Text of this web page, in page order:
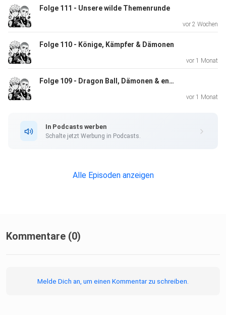
uns gerne eure Meinungen dazu, an folgender Mailadresse
oder bei
Folge 111 - Unsere wilde Themenrunde
vor 2 Wochen
Folge 110 - Könige, Kämpfer & Dämonen
vor 1 Monat
Folge 109 - Dragon Ball, Dämonen & enttäuschte Rennfahrer
vor 1 Monat
In Podcasts werben
Schalte jetzt Werbung in Podcasts.
Alle Episoden anzeigen
Kommentare (0)
Melde Dich an, um einen Kommentar zu schreiben.